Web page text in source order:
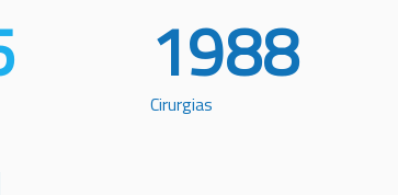
1988
Cirurgias